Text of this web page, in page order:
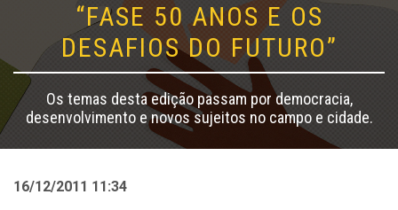
“FASE 50 ANOS E OS
DESAFIOS DO FUTURO”
Os temas desta edição passam por democracia,
desenvolvimento e novos sujeitos no campo e cidade.
16/12/2011 11:34